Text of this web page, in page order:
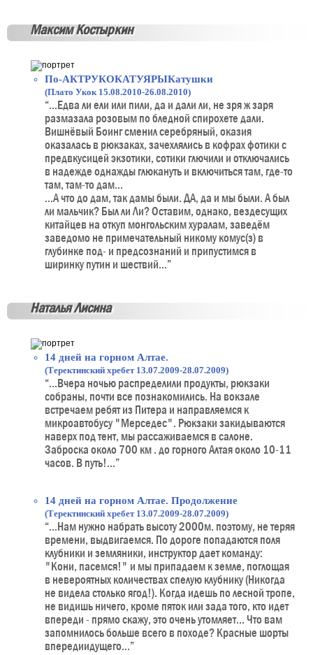
Максим Костыркин
По-АКТРУКОКАТУЯРЫКатушки
(Плато Укок 15.08.2010-26.08.2010)
“...Едва ли ели или пили, да и дали ли, не зря ж заря
размазала розовым по бледной спирохете дали.
Вишнёвый Боинг сменил серебряный, оказия
оказалась в рюкзаках, зачехлялись в кофрах фотики с
предвкусицей экзотики, сотики глючили и отключались
в надежде однажды глюкануть и включиться там, где-то
там, там-то дам...
...А что до дам, так дамы были. ДА, да и мы были. А был
ли мальчик? Был ли Ли? Оставим, однако, вездесущих
китайцев на откуп монгольским хуралам, заведём
заведомо не примечательный никому комус(з) в
глубинке под- и предсознаний и припустимся в
ширинку путин и шествий...”
Наталья Лисина
14 дней на горном Алтае.
(Теректинский хребет 13.07.2009-28.07.2009)
“...Вчера ночью распределили продукты, рюкзаки
собраны, почти все познакомились. На вокзале
встречаем ребят из Питера и направляемся к
микроавтобусу "Мерседес". Рюкзаки закидываются
наверх под тент, мы рассаживаемся в салоне.
Заброска около 700 км . до горного Алтая около 10-11
часов. В путь!...”
14 дней на горном Алтае. Продолжение
(Теректинский хребет 13.07.2009-28.07.2009)
“...Нам нужно набрать высоту 2000м. поэтому, не теряя
времени, выдвигаемся. По дороге попадаются поля
клубники и земляники, инструктор дает команду:
"Кони, пасемся!" и мы припадаем к земле, поглощая
в невероятных количествах спелую клубнику (Никогда
не видела столько ягод!). Когда идешь по лесной тропе,
не видишь ничего, кроме пяток или зада того, кто идет
впереди - прямо скажу, это очень утомляет... Что вам
запомнилось больше всего в походе? Красные шорты
впередиидущего...”